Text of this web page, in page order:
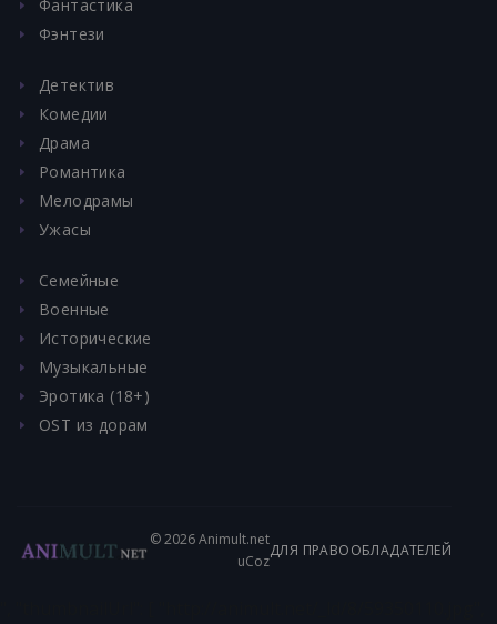
Фантастика
Фэнтези
Детектив
Комедии
Драма
Романтика
Мелодрамы
Ужасы
Семейные
Военные
Исторические
Музыкальные
Эротика (18+)
OST из дорам
© 2026 Animult.net
uCoz
ДЛЯ ПРАВООБЛАДАТЕЛЕЙ